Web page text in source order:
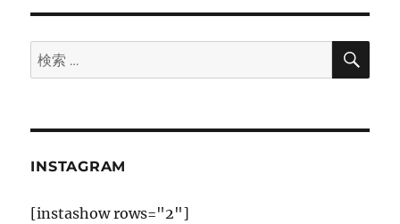
当
に
の
ペ
ジ
送
検
索:
検
INSTAGRAM
[instashow rows="2"]